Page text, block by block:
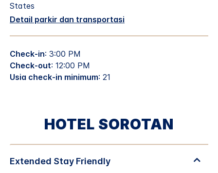
States
Detail parkir dan transportasi
Check-in: 3:00 PM
Check-out: 12:00 PM
Usia check-in minimum: 21
HOTEL SOROTAN